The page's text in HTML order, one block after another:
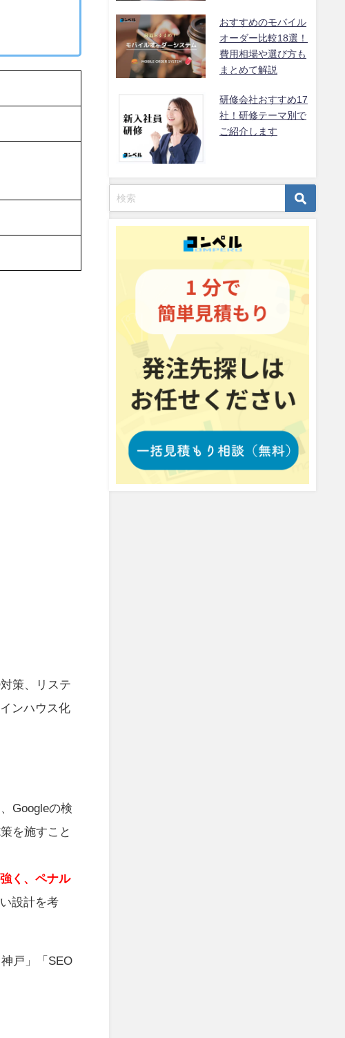
策、リステ
ンハウス化
Googleの検
を施すこと
く、ペナル
設計を考
戸」「SEO
おすすめのモバイル
オーダー比較18選！
費用相場や選び方も
まとめて解説
研修会社おすすめ17
社！研修テーマ別で
ご紹介します